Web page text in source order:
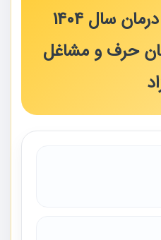
میزان حق‌سرانه درمان سال 1404
حرف و مشاغل